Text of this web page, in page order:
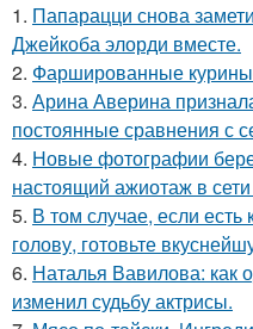
1. Папарацци снова
Джейкоба элорди вместе.
2. Фаршированные
3. Арина Аверина
постоянные сравнения с
4. Новые фотографии
настоящий ажиотаж в
5. В том случае, если есть
голову, готовьте
6. Наталья Вавилова: как
изменил судьбу актрисы.